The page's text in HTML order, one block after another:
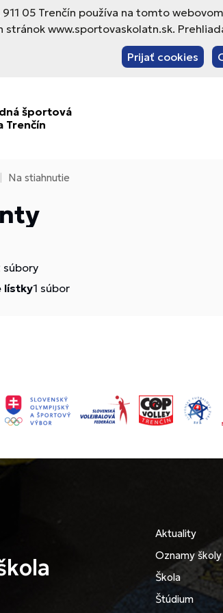
05 Trenčín používa na tomto
www.sportovaskolatn.sk.
Prijať cookies
športová
Trenčín
Na stiahnutie
súbory
lístky1 súbor
Aktuality
Oznamy školy
Škola
Štúdium